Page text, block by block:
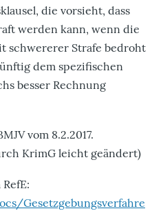
die vorsieht, dass
werden kann, wenn die
schwererer Strafe bedroht
dem spezifischen
besser Rechnung
vom 8.2.2017.
KrimG leicht geändert)
Gesetzgebungsverfahre